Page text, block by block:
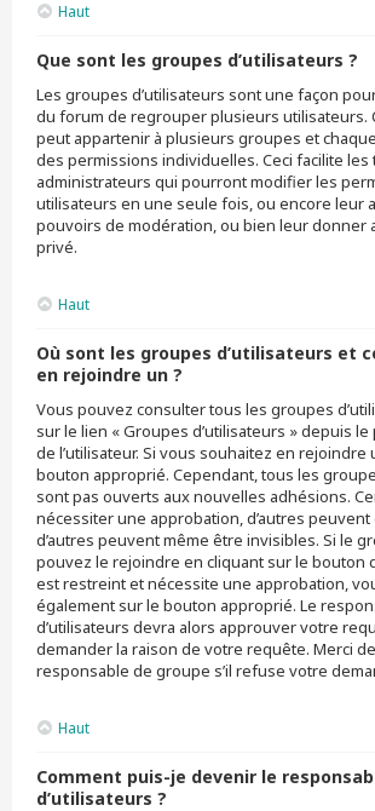
Haut
Que sont les groupes d’utilisateurs ?
Les groupes d’utilisateurs sont une façon
du forum de regrouper plusieurs utilisateurs.
peut appartenir à plusieurs groupes et
des permissions individuelles. Ceci facilite les
administrateurs qui pourront modifier les
utilisateurs en une seule fois, ou encore leur
pouvoirs de modération, ou bien leur donner
privé.
Haut
Où sont les groupes d’utilisateurs et
en rejoindre un ?
Vous pouvez consulter tous les groupes
sur le lien « Groupes d’utilisateurs » depuis
de l’utilisateur. Si vous souhaitez en rejoindre
bouton approprié. Cependant, tous les
sont pas ouverts aux nouvelles adhésions.
nécessiter une approbation, d’autres
d’autres peuvent même être invisibles. Si le
pouvez le rejoindre en cliquant sur le bouton
est restreint et nécessite une approbation,
également sur le bouton approprié. Le
d’utilisateurs devra alors approuver votre
demander la raison de votre requête. Merci
responsable de groupe s’il refuse votre
Haut
Comment puis-je devenir le
d’utilisateurs ?